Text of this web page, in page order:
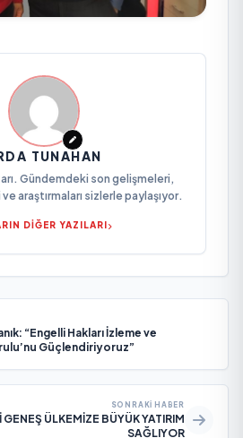
TUNAHAN
Gündemdeki son gelişmeleri,
ve araştırmaları sizlerle paylaşıyor.
DİĞER YAZILARI
“Engelli Hakları İzleme ve
Güçlendiriyoruz”
SONRAKI HABER
GENEŞ ÜLKEMİZE BÜYÜK YATIRIM
SAĞLIYOR